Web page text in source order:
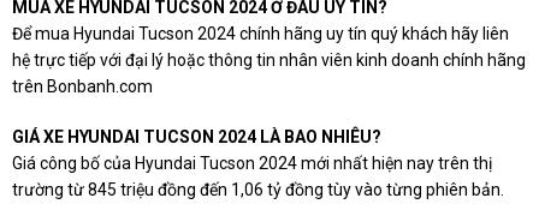
MUA XE HYUNDAI TUCSON 2024 Ở ĐÂU UY TÍN?
Để mua Hyundai Tucson 2024 chính hãng uy tín quý khách hãy liên
hệ trực tiếp với đại lý hoặc thông tin nhân viên kinh doanh chính hãng
trên Bonbanh.com
GIÁ XE HYUNDAI TUCSON 2024 LÀ BAO NHIÊU?
Giá công bố của Hyundai Tucson 2024 mới nhất hiện nay trên thị
trường từ 845 triệu đồng đến 1,06 tỷ đồng tùy vào từng phiên bản.